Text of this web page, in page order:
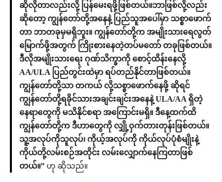
ဆိုလိုတာလည်းလို့ ပြန်မေးရဖို့ဖြစ်တယ်။ဘာဖြစ်လို့လည်း
ဆိုတော့ ကျွန်တော်တို့အနေနဲ့ ပြည်သူအပေါ်မှာ သစ္စာဖောက်
တာ ဘာတခုမှမရှိဘူး။ ကျွန်တော်တို့က အမျိုးသားရေလွတ်
မြောက်ဖို့အတွက် ကြိုးစားနေတဲ့တပ်မတော် တခုဖြစ်တယ်။
ဒီလိုအမျိုးသားရေး ဂုဏ်သိက္ခာကို စောင့်ထိန်းနေလို့
AA/ULA ပြည်တွင်းထဲမှာ ရပ်တည်နိုင်တာဖြစ်တယ်။
ကျွန်တော်တို့သာ တကယ် လို့သစ္စာဖောက်နေဖို့ ဆိုရင်
ကျွန်တော်တို့ရခိုင်သားအချင်းချင်းအနေနဲ့ ULA/AA ရှိတဲ့
နေရာတွေကို မသိနိုင်စရာ အကြောင်းမရှိ။ ဒီနေ့ထက်ထိ
ကျွန်တော်တို့က ဒီဟာတွေကို လျှို့ဝှက်တားတုန်းဖြစ်တယ်။
သူ့အလုပ်ကိုသူလုပ်၊ ကိုယ့်အလုပ်ကို ကိုယ်လုပ်ပုံစံမျိုးနဲ့
ကိုယ်တို့လမ်းစဉ်အတိုင်း လမ်းလျှောက်နေကြတာဖြစ်
တယ်။” ဟု ဆိုသည်။